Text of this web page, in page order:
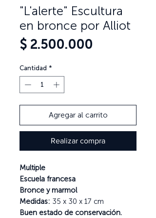
"L'alerte" Escultura
en bronce por Alliot
$ 2.500.000
Cantidad *
Agregar al carrito
Realizar compra
Multiple
Escuela francesa
Bronce y marmol
Medidas: 35 x 30 x 17 cm
Buen estado de conservación.